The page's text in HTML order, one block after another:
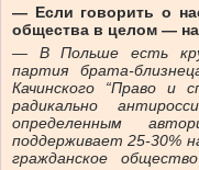
— Если говорить о
общества в целом —
— В Польше есть
партия брата-
Качинского “Право и
радикально
определенным
поддерживает 25-30%
гражданское